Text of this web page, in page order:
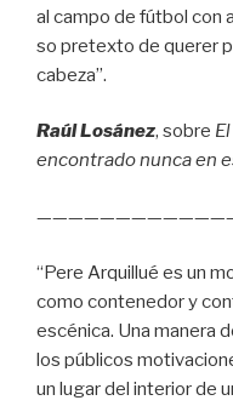
al campo de fútbol con
so pretexto de querer
cabeza”.
Raúl Losánez, sobre
encontrado nunca en
“Pere Arquillué es un
como contenedor y
escénica. Una manera
los públicos
un lugar del interior de